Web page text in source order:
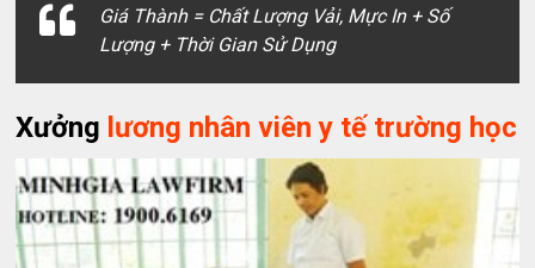
Giá Thành = Chất Lượng Vải, Mực In + Số
Lượng + Thời Gian Sử Dụng
Xưởng lương nhân viên y tế trường học